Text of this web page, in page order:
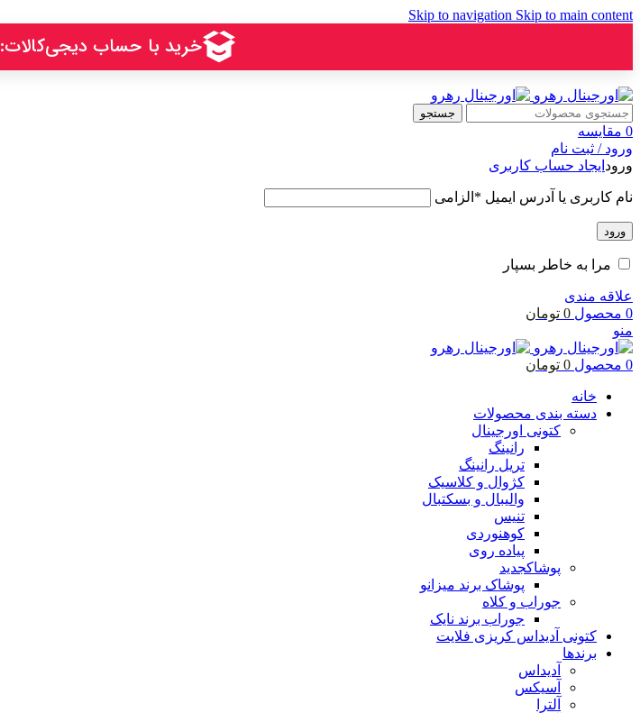
Skip to navigation Skip to main content
جستجو
0 مقایسه
ورود / ثبت نام
ورود ایجاد حساب کاربری
نام کاربری یا آدرس ایمیل * الزامی
ورود
مرا به خاطر بسپار
علاقه مندی
0 محصول 0 تومان
منو
0 محصول 0 تومان
خانه
دسته بندی محصولات
کتونی اورجینال
رانینگ
تریل رانینگ
کژوال و کلاسیک
والیبال و بسکتبال
تنیس
کوهنوردی
پیاده روی
پوشاکجدید
پوشاک برند میزانو
جوراب و کلاه
جوراب برند نایک
کتونی آدیداس کریزی فلایت
برندها
آدیداس
آسیکس
آلترا